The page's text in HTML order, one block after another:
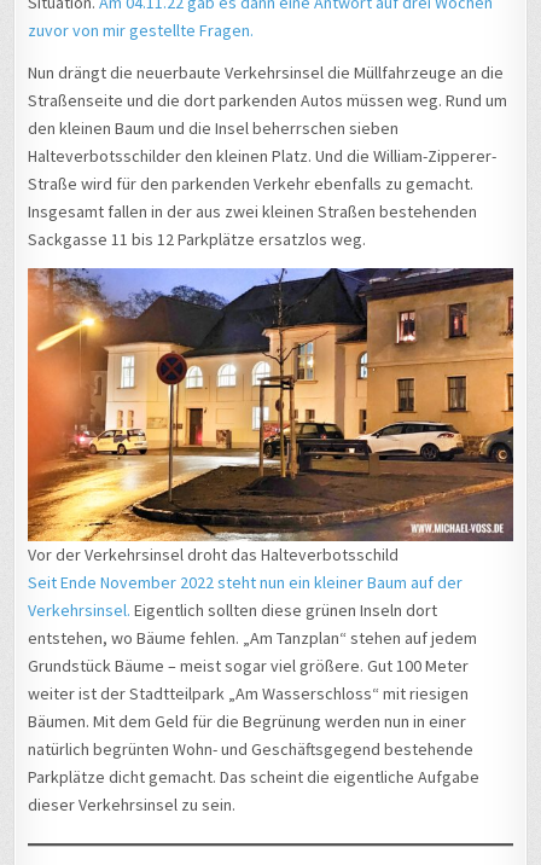
zuvor von mir gestellte Fragen.
Nun drängt die neuerbaute Verkehrsinsel die Müllfahrzeuge an die
Straßenseite und die dort parkenden Autos müssen weg. Rund um
den kleinen Baum und die Insel beherrschen sieben
Halteverbotsschilder den kleinen Platz. Und die William-Zipperer-
Straße wird für den parkenden Verkehr ebenfalls zu gemacht.
Insgesamt fallen in der aus zwei kleinen Straßen bestehenden
Sackgasse 11 bis 12 Parkplätze ersatzlos weg.
Vor der Verkehrsinsel droht das Halteverbotsschild
Seit Ende November 2022 steht nun ein kleiner Baum auf der
Verkehrsinsel. Eigentlich sollten diese grünen Inseln dort
entstehen, wo Bäume fehlen. „Am Tanzplan“ stehen auf jedem
Grundstück Bäume – meist sogar viel größere. Gut 100 Meter
weiter ist der Stadtteilpark „Am Wasserschloss“ mit riesigen
Bäumen. Mit dem Geld für die Begrünung werden nun in einer
natürlich begrünten Wohn- und Geschäftsgegend bestehende
Parkplätze dicht gemacht. Das scheint die eigentliche Aufgabe
dieser Verkehrsinsel zu sein.